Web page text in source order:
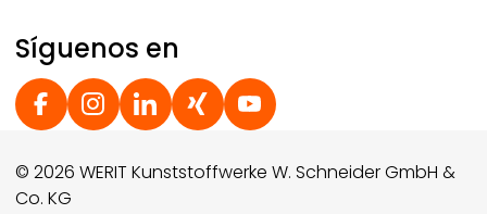
Síguenos en
Social Footer
© 2026 WERIT Kunststoffwerke W. Schneider GmbH &
Co. KG